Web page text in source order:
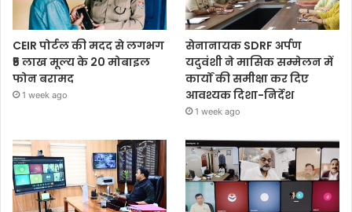
CEIR पोर्टल की मदद से लगभग
₹5 लाख मूल्य के 20 मोबाइल
फोन बरामद
1 week ago
सेनानायक SDRF अर्पण
यदुवंशी ने मासिक सम्मेलन में
कार्यों की समीक्षा कर दिए
आवश्यक दिशा-निर्देश
1 week ago